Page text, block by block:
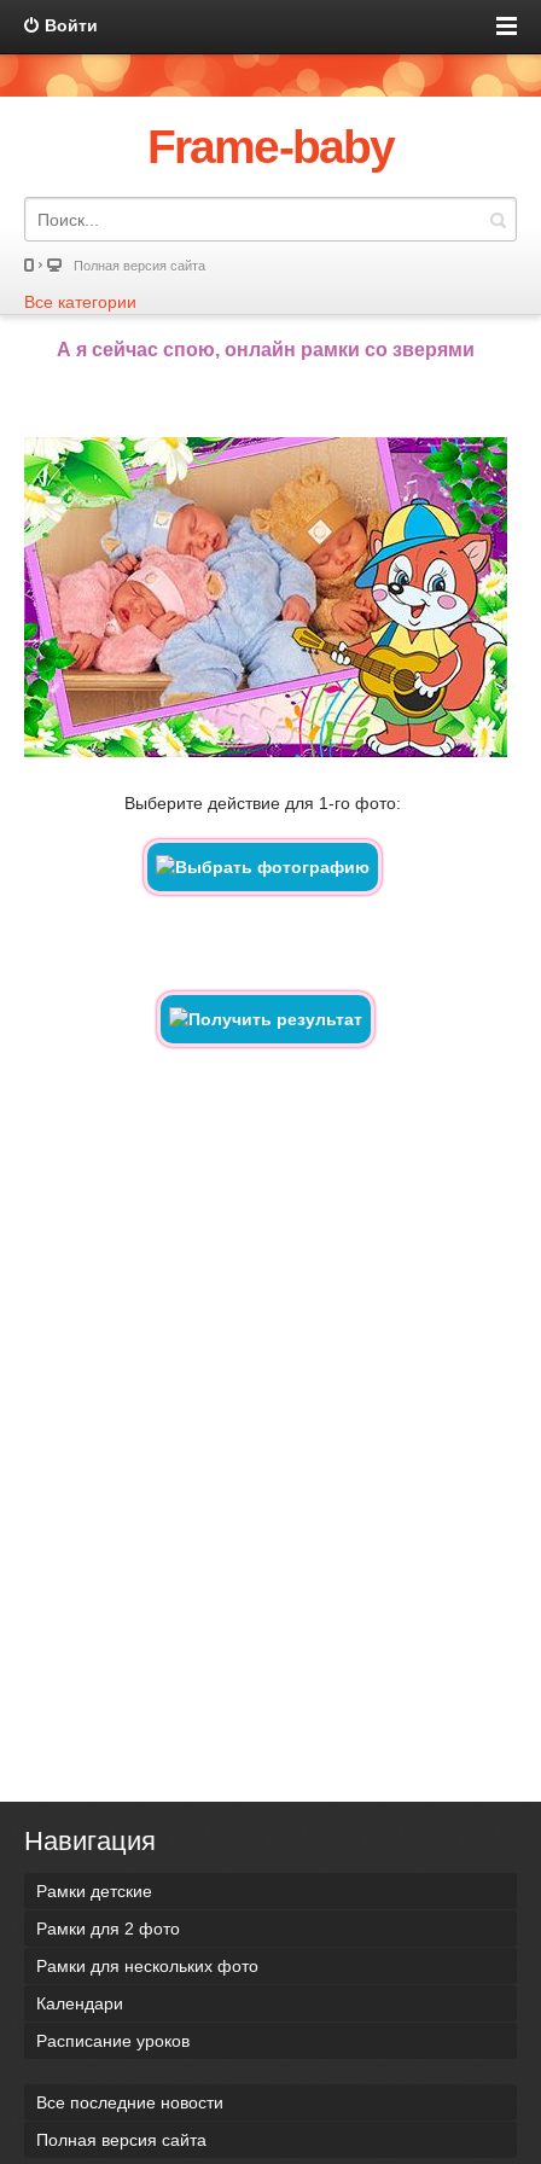
Войти
Frame-baby
Полная версия сайта
Все категории
А я сейчас спою, онлайн рамки со зверями
Выберите действие для 1-го фото:
Навигация
Рамки детские
Рамки для 2 фото
Рамки для нескольких фото
Календари
Расписание уроков
Все последние новости
Полная версия сайта